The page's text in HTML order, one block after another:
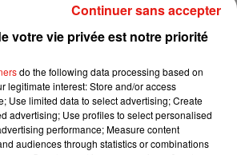
d'un voisin médecin.
à une vie normale a ensuite été
rééducation sur son compte
tous les types de thérapie",
Jeremy Renner. Avant d'ajouter :
a été mon esprit et la volonté
votre vie privée est notre priorité
do the following data processing based on
legitimate interest: Store and/or access
Use limited data to select advertising; Create
advertising; Use profiles to select personalised
performance; Measure content
audiences through statistics or combinations
Continuer sans accepter